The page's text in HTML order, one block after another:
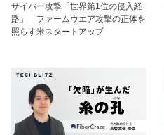
サイバー攻撃「世界第1位の侵入経
路」 ファームウエア攻撃の正体を
照らす米スタートアップ